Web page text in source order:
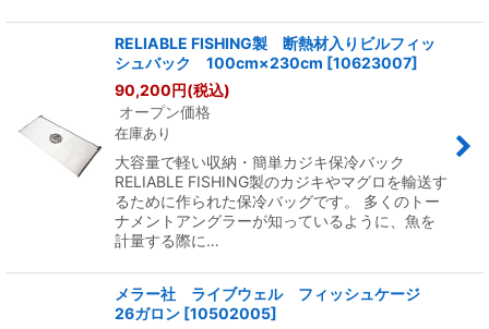
RELIABLE FISHING製 断熱材入りビルフィッ
シュバック 100cm×230cm [10623007]
90,200円(税込)
オープン価格
在庫あり
大容量で軽い収納・簡単カジキ保冷バック
RELIABLE FISHING製のカジキやマグロを輸送す
るために作られた保冷バッグです。 多くのトー
ナメントアングラーが知っているように、魚を
計量する際に…
メラー社 ライブウェル フィッシュケージ
26ガロン [10502005]